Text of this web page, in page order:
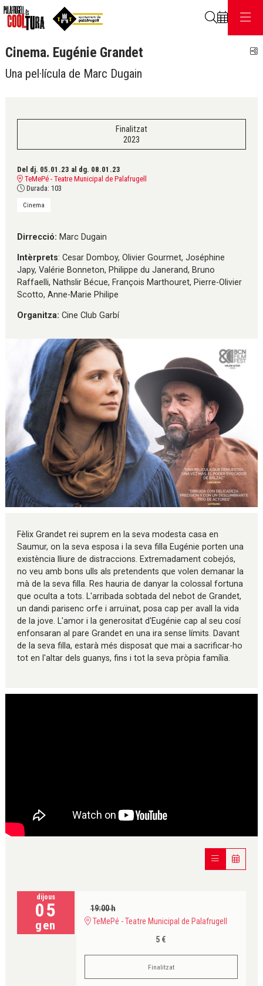
Cinema. Eugénie Grandet
Una pel·lícula de Marc Dugain
Finalitzat
2023
Del dj. 05.01.23 al dg. 08.01.23
TeMePé - Teatre Municipal de Palafrugell
Durada: 103
Cinema
Dirrecció: Marc Dugain
Intèrprets: Cesar Domboy, Olivier Gourmet, Joséphine
Japy, Valérie Bonneton, Philippe du Janerand, Bruno
Raffaelli, Nathslir Bécue, François Marthouret, Pierre-Olivier
Scotto, Anne-Marie Philipe
Organitza: Cine Club Garbí
Fèlix Grandet rei suprem en la seva modesta casa en
Saumur, on la seva esposa i la seva filla Eugénie porten una
existència lliure de distraccions. Extremadament cobejós,
no veu amb bons ulls als pretendents que volen demanar la
mà de la seva filla. Res hauria de danyar la colossal fortuna
que oculta a tots. L'arribada sobtada del nebot de Grandet,
un dandi parisenc orfe i arruïnat, posa cap per avall la vida
de la jove. L'amor i la generositat d'Eugénie cap al seu cosí
enfonsaran al pare Grandet en una ira sense límits. Davant
de la seva filla, estarà més disposat que mai a sacrificar-ho
tot en l'altar dels guanys, fins i tot la seva pròpia família.
dijous
05
gen
19:00 h
TeMePé - Teatre Municipal de Palafrugell
5 €
Finalitzat